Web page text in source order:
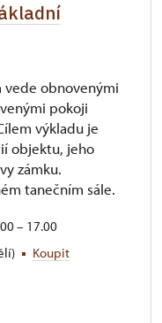
vede obnovenými
pokoji
výkladu je
objektu, jeho
zámku.
tanečním sále.
– 17.00
Koupit